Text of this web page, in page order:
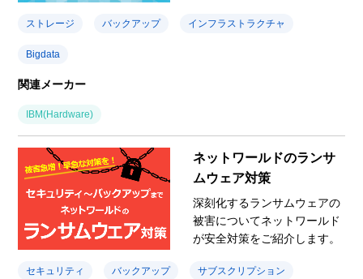
ストレージ バックアップ インフラストラクチャ
Bigdata
関連メーカー
IBM(Hardware)
ネットワールドのランサ
ムウェア対策
深刻化するランサムウェアの
被害についてネットワールド
が安全対策をご紹介します。
セキュリティ バックアップ サブスクリプション